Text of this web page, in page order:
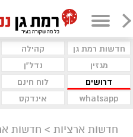
חדשות רמת גן קהילה
מגזין
נדל"ן
דרושים
לוח חינם
whatsapp
אינדקס
חדשות ארציות > חדשות